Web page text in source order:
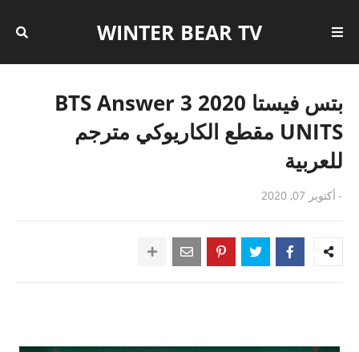
WINTER BEAR TV
بتس فيستا 2020 BTS Answer 3
UNITS مقطع الكاريوكي مترجم
للعربية
- أكتوبر 07, 2020